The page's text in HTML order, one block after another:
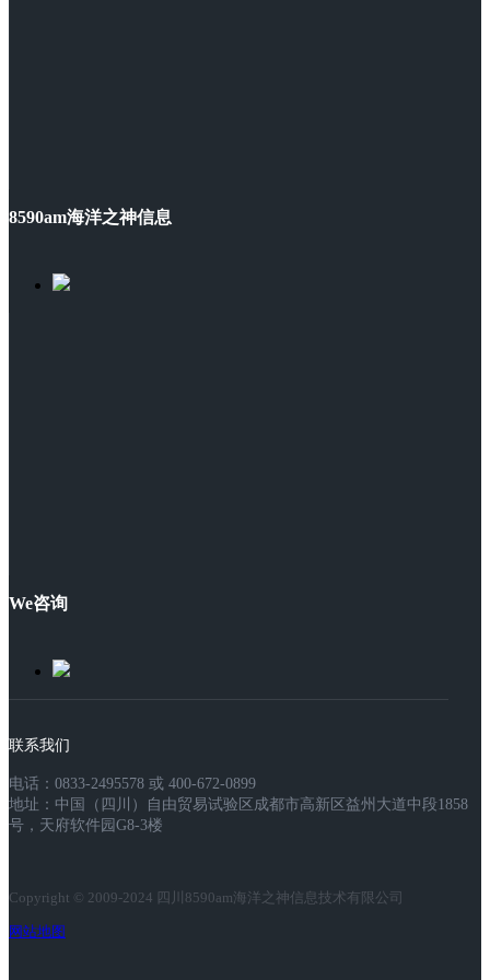
8590am海洋之神信息
We咨询
联系我们
电话：0833-2495578 或 400-672-0899
地址：中国（四川）自由贸易试验区成都市高新区益州大道中段1858
号，天府软件园G8-3楼
Copyright © 2009-2024 四川8590am海洋之神信息技术有限公司
网站地图